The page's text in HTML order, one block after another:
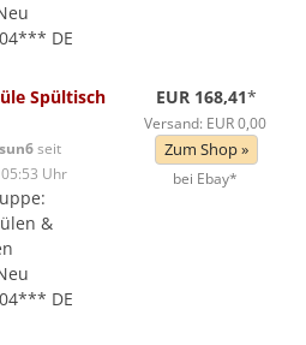
DE
Spültisch
seit
Uhr
&
DE
EUR 168,41*
Versand: EUR 0,00
Zum Shop »
bei Ebay*